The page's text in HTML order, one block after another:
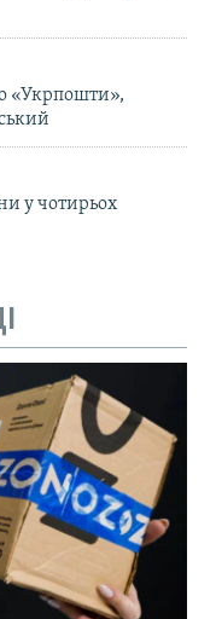
«Укрпошти»,
у чотирьох